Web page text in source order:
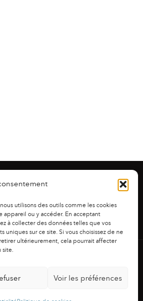
utilisons des outils comme les cookies
appareil ou y accéder. En acceptant
à collecter des données telles que vos
sur ce site. Si vous choisissez de ne
ultérieurement, cela pourrait affecter
site.
Voir les préférences
Powered by Fluida